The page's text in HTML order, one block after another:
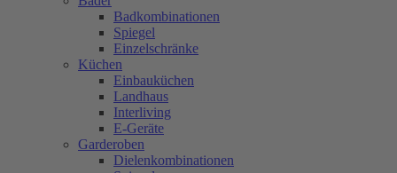
Badkombinationen
Spiegel
Einzelschränke
Küchen
Einbauküchen
Landhaus
Interliving
E-Geräte
Garderoben
Dielenkombinationen